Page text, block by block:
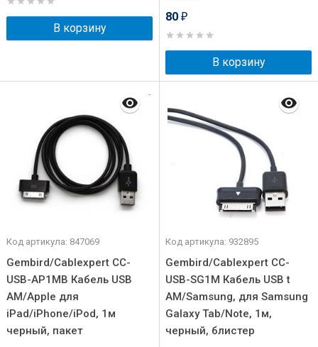
В корзину
80 ₽
В корзину
Код артикула: 847069
Gembird/Cablexpert CC-
USB-AP1MB Кабель USB
AM/Apple для
iPad/iPhone/iPod, 1м
черный, пакет
Код артикула: 932895
Gembird/Cablexpert CC-
USB-SG1M Кабель USB t
AM/Samsung, для Samsung
Galaxy Tab/Note, 1м,
черный, блистер